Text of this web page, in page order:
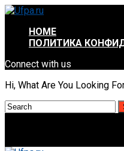
HOME
ПОЛИТИКА
Connect with us
Hi, What Are You Looking